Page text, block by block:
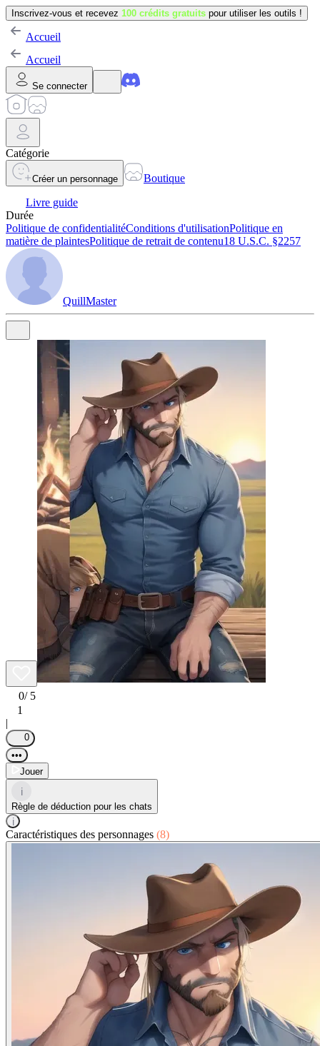
Inscrivez-vous et recevez 100 crédits gratuits pour utiliser les outils !
Accueil
Accueil
Se connecter
Catégorie
Créer un personnage
Boutique
Livre guide
Durée
Politique de confidentialitéConditions d'utilisationPolitique en
matière de plaintesPolitique de retrait de contenu18 U.S.C. §2257
QuillMaster
0/ 5
1
|
0
•••
Jouer
i
Règle de déduction pour les chats
i
Caractéristiques des personnages (8)